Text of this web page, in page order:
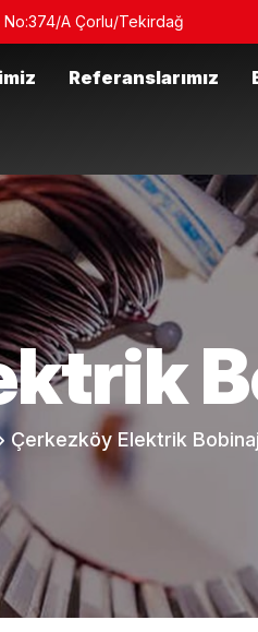
No:374/A Çorlu/Tekirdağ
Referanslarımız
Çerkezköy Elektrik Bobinaj